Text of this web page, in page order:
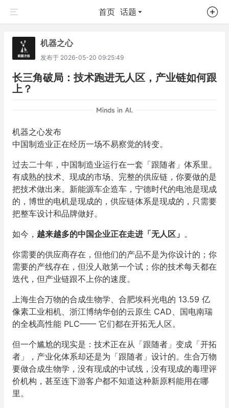
首页 话题
机器之心
发布于 2026-05-20 09:25:49
长三角破局：技术跑进无人区，产业链如何跟
上？
机器之心发布
中国制造业正在经历一场不易察觉的转变。
过去二十年，中国制造业运行在一套「跟随者」体系里。
有成熟的技术、现成的市场、完整的供应链，你要做的是
把技术做出来。新能源车企造车，宁德时代的电池是现成
的，博世的电机是现成的，供应链体系是现成的，只需要
把整车设计和品牌做好。
如今， 越来越多的中国企业正在走进「无人区」 。
你需要的供应商存在，但他们的产品不是为你设计的；你
需要的产线存在，但没人敢第一个试；你的技术每天都在
迭代，但产业链跟不上你的速度。
上海生合万物的合成生物学、合肥埃科光电的 13.59 亿
像素工业相机、浙江博纳华创的云原生 CAD、国电南瑞
的全栈高性能 PLC—— 它们都在开拓无人区。
但一个尴尬的现实是：技术正在从「跟随者」变成「开拓
者」，产业化体系却还是为「跟随者」设计的。生合万物
要做合成生物学，没有现成的中试线，没有现成的毒理评
价机构，甚至连下游客户都不知道这种新原料能用在哪
里。